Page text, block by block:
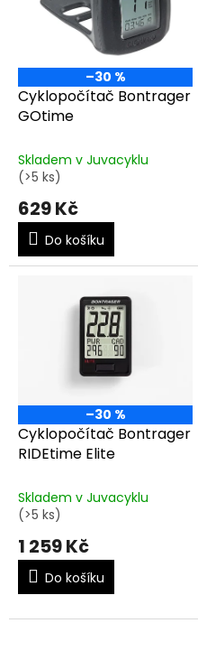
d
u
–30 %
Cyklopočítač Bontrager
GOtime
Skladem v Juvacyklu
(>5 ks)
629 Kč
Do košíku
–30 %
Cyklopočítač Bontrager
RIDEtime Elite
Skladem v Juvacyklu
(>5 ks)
1 259 Kč
Do košíku